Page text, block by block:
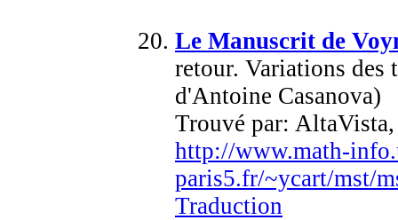
Le Manuscrit de
retour. Variations des
d'Antoine Casanova)
Trouvé par:
http://www.math-
paris5.fr/~ycart/mst/
Traduction